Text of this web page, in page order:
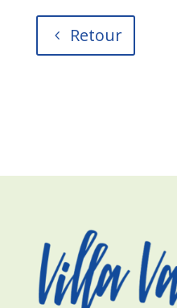
Retour